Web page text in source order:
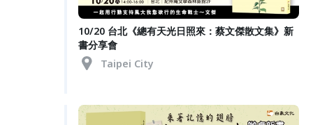
10/20 台北《總有天光日照來：蔡文傑散文集》新
書分享會
Taipei City